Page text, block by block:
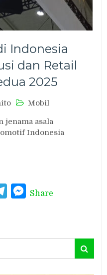
Indonesia
dan Retail
2025
Mobil
jenama asala
Indonesia
TelegramMessenger
Share
Search